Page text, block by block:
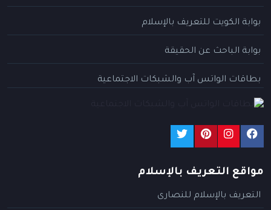
بوابة الكويت للتعريف بالإسلام
بوابة الباحث عن الحقيقة
بطاقات الواتس آب والشبكات الاجتماعية
مواقع التعريف بالإسلام
التعريف بالإسلام للنصارى